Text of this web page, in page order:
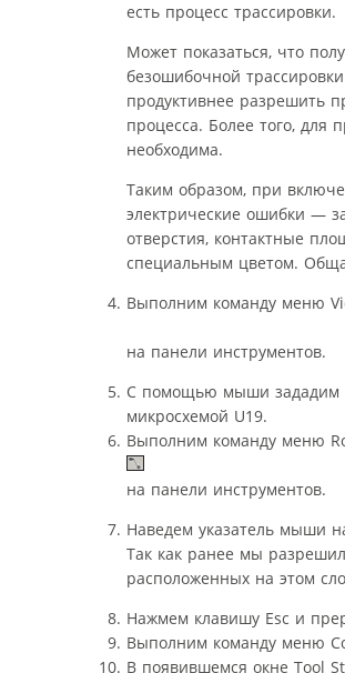
есть процесс трассировки.
Может показаться, что
безошибочной
продуктивнее разрешить
процесса. Более того, для
необходима.
Таким образом, при
электрические ошибки —
отверстия, контактные
специальным цветом.
Выполним команду меню
на панели инструментов.
С помощью мыши зададим
микросхемой U19.
Выполним команду меню
на панели инструментов.
Наведем указатель мыши
Так как ранее мы
расположенных на этом
Нажмем клавишу Esc и
Выполним команду меню
В появившемся окне Tool